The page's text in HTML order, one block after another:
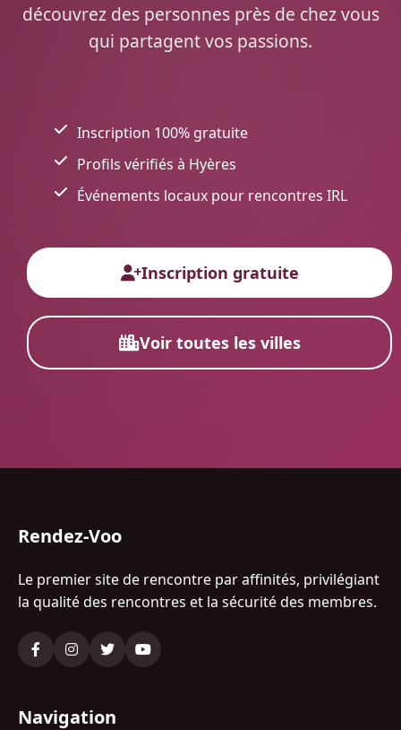
découvrez des personnes près de chez vous
qui partagent vos passions.
Inscription 100% gratuite
Profils vérifiés à Hyères
Événements locaux pour rencontres IRL
Inscription gratuite
Voir toutes les villes
Rendez-Voo
Le premier site de rencontre par affinités, privilégiant
la qualité des rencontres et la sécurité des membres.
Navigation